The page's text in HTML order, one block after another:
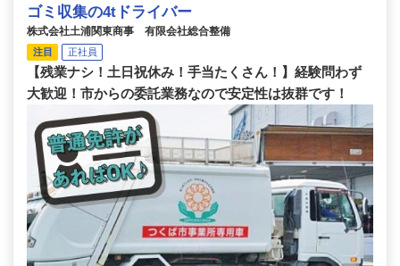
ゴミ収集の4tドライバー
株式会社土浦関東商事 有限会社総合整備
注目 正社員
【残業ナシ！土日祝休み！手当たくさん！】経験問わず
大歓迎！市からの委託業務なので安定性は抜群です！